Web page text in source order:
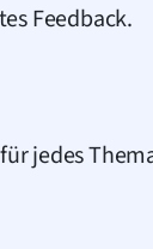
Feedback.
jedes